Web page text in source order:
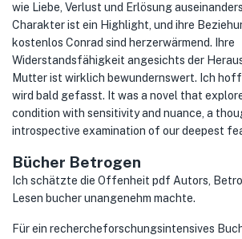
wie Liebe, Verlust und Erlösung
Charakter ist ein Highlight, und ihre
kostenlos Conrad sind herzerwärmend. Ihre
Widerstandsfähigkeit angesichts der
Mutter ist wirklich bewundernswert. Ich
wird bald gefasst. It was a novel that
condition with sensitivity and nuance, a
introspective examination of our deepest
Bücher Betrogen
Ich schätzte die Offenheit pdf Autors,
Lesen bucher unangenehm machte.
Für ein rechercheforschungsintensives